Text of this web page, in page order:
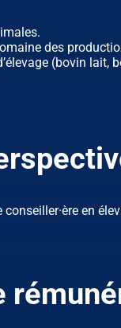
des
(bovin lait,
en